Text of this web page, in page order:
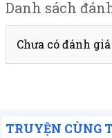
Danh sách
Chưa có đánh
TRUYỆN CÙNG